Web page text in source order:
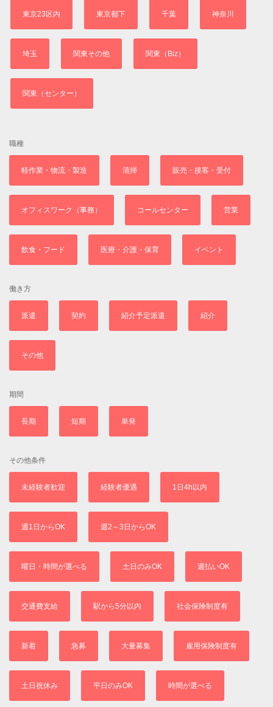
東京23区内 東京都下 千葉 神奈川
埼玉 関東その他 関東（Biz）
関東（センター）
職種
軽作業・物流・製造 清掃 販売・接客・受付
オフィスワーク（事務） コールセンター 営業
飲食・フード 医療・介護・保育 イベント
働き方
派遣 契約 紹介予定派遣 紹介
その他
期間
長期 短期 単発
その他条件
未経験者歓迎 経験者優遇 1日4h以内
週1日からOK 週2～3日からOK
曜日・時間が選べる 土日のみOK 週払いOK
交通費支給 駅から5分以内 社会保険制度有
新着 急募 大量募集 雇用保険制度有
土日祝休み 平日のみOK 時間が選べる